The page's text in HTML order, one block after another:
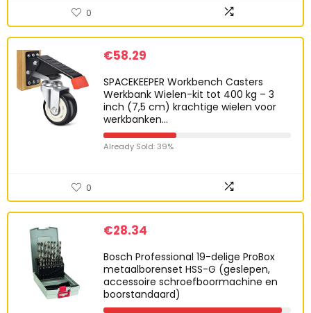
0
€58.29
SPACEKEEPER Workbench Casters
Werkbank Wielen-kit tot 400 kg – 3
inch (7,5 cm) krachtige wielen voor
werkbanken…
Already Sold: 39%
0
€28.34
Bosch Professional 19-delige ProBox
metaalborenset HSS-G (geslepen,
accessoire schroefboormachine en
boorstandaard)